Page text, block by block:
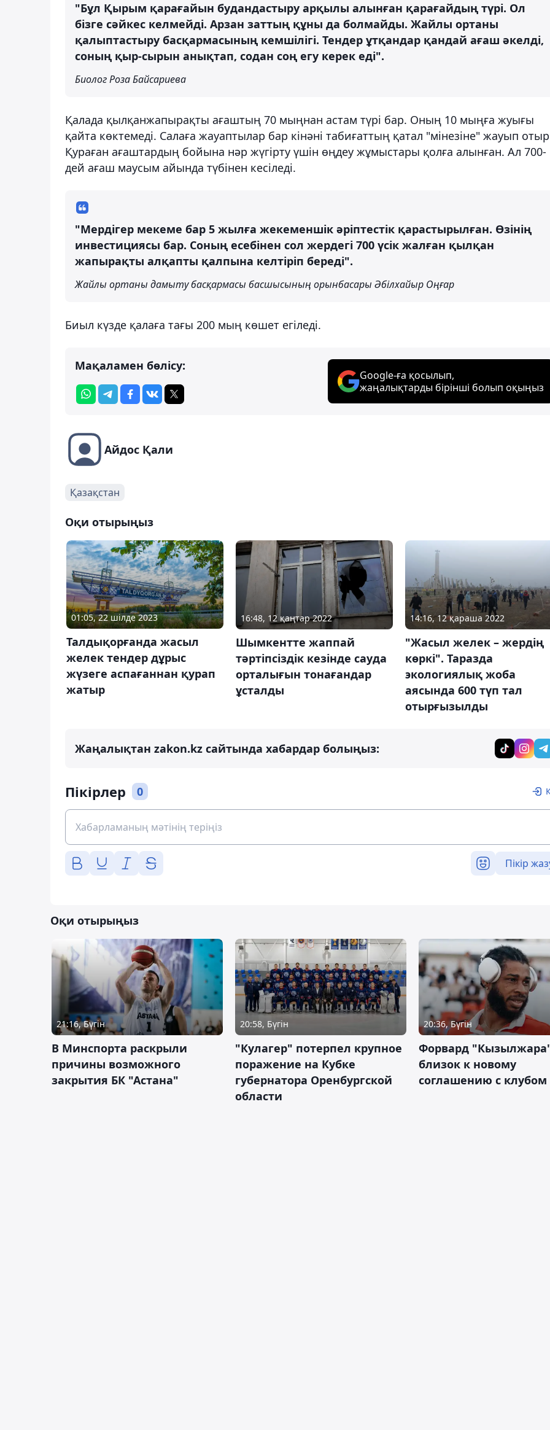
"Бұл Қырым қарағайын будандастыру арқылы алынған қарағайдың түрі. Ол
бізге сәйкес келмейді. Арзан заттың құны да болмайды. Жайлы ортаны
қалыптастыру басқармасының кемшілігі. Тендер ұтқандар қандай ағаш әкелді,
соның қыр-сырын анықтап, содан соң егу керек еді".
Биолог Роза Байсариева
Қалада қылқанжапырақты ағаштың 70 мыңнан астам түрі бар. Оның 10 мыңға жуығы
қайта көктемеді. Салаға жауаптылар бар кінәні табиғаттың қатал "мінезіне" жауып
Қураған ағаштардың бойына нәр жүгірту үшін өңдеу жұмыстары қолға алынған. Ал 700-
дей ағаш маусым айында түбінен кесіледі.
"Мердігер мекеме бар 5 жылға жекеменшік әріптестік қарастырылған. Өзінің
инвестициясы бар. Соның есебінен сол жердегі 700 үсік жалған қылқан
жапырақты алқапты қалпына келтіріп береді".
Жайлы ортаны дамыту басқармасы басшысының орынбасары Әбілхайыр Оңғар
Биыл күзде қалаға тағы 200 мың көшет егіледі.
Мақаламен бөлісу:
Google-ға қосылып,
жаңалықтарды бірінші болып оқыңыз
Айдос Қали
Қазақстан
Оқи отырыңыз
01:05, 22 шілде 2023
Талдықорғанда жасыл
желек тендер дұрыс
жүзеге аспағаннан қурап
жатыр
16:48, 12 қаңтар 2022
Шымкентте жаппай
тәртіпсіздік кезінде сауда
орталығын тонағандар
ұсталды
14:16, 12 қараша 2022
"Жасыл желек – жердің
көркі". Таразда
экологиялық жоба
аясында 600 түп тал
отырғызылды
Жаңалықтан zakon.kz сайтында хабардар болыңыз:
Пікірлер 0
Пікір
Оқи отырыңыз
21:16, Бүгін
В Минспорта раскрыли
причины возможного
закрытия БК "Астана"
20:58, Бүгін
"Кулагер" потерпел крупное
поражение на Кубке
губернатора Оренбургской
области
20:36, Бүгін
Форвард
близок к новому
соглашению с клубом